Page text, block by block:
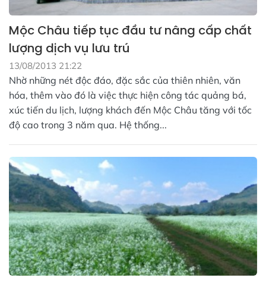
Mộc Châu tiếp tục đầu tư nâng cấp chất
lượng dịch vụ lưu trú
13/08/2013 21:22
Nhờ những nét độc đáo, đặc sắc của thiên nhiên, văn
hóa, thêm vào đó là việc thực hiện công tác quảng bá,
xúc tiến du lịch, lượng khách đến Mộc Châu tăng với tốc
độ cao trong 3 năm qua. Hệ thống...